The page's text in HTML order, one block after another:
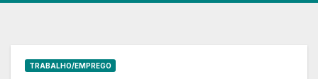
TRABALHO/EMPREGO